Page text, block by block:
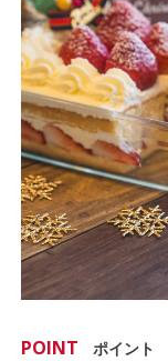
POINT ポイント